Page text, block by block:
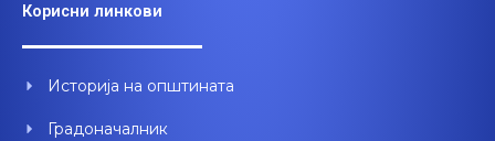
b
o
k
u
b
e
d
n
Корисни линкови
Историја на општината
Градоначалник